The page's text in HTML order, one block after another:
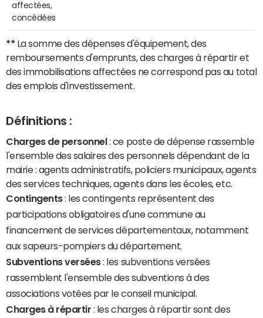
affectées,
concédées
** La somme des dépenses d'équipement, des
remboursements d'emprunts, des charges à répartir et
des immobilisations affectées ne correspond pas au total
des emplois d'investissement.
Définitions :
Charges de personnel : ce poste de dépense rassemble
l'ensemble des salaires des personnels dépendant de la
mairie : agents administratifs, policiers municipaux, agents
des services techniques, agents dans les écoles, etc.
Contingents: les contingents représentent des
participations obligatoires d'une commune au
financement de services départementaux, notamment
aux sapeurs-pompiers du département.
Subventions versées: les subventions versées
rassemblent l'ensemble des subventions à des
associations votées par le conseil municipal.
Charges à répartir : les charges à répartir sont des